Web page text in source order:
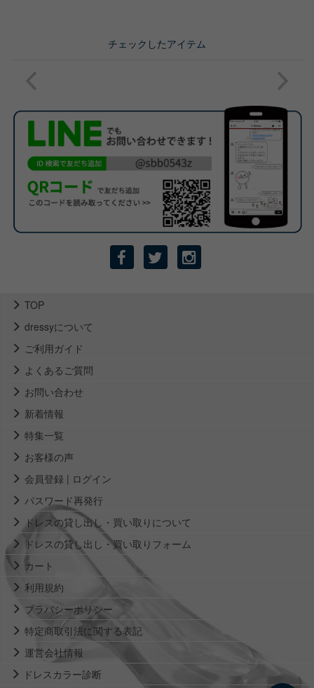
チェックしたアイテム
TOP
dressyについて
ご利用ガイド
よくあるご質問
お問い合わせ
新着情報
特集一覧
お客様の声
会員登録 | ログイン
パスワード再発行
ドレスの貸し出し・買い取りについて
ドレスの貸し出し・買い取りフォーム
カート
利用規約
プラバシーポリシー
特定商取引法に関する表記
運営会社情報
ドレスカラー診断